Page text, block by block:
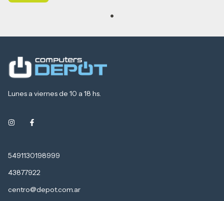
Lunes a viernes de 10 a 18 hs.
5491130198999
43877922
centro@depot.com.ar